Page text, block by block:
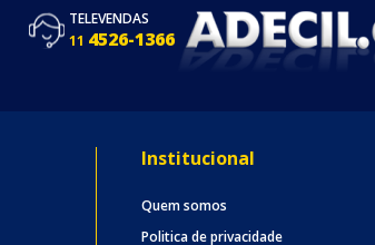
TELEVENDAS
11 4526-1366
Institucional
Quem somos
Politica de privacidade